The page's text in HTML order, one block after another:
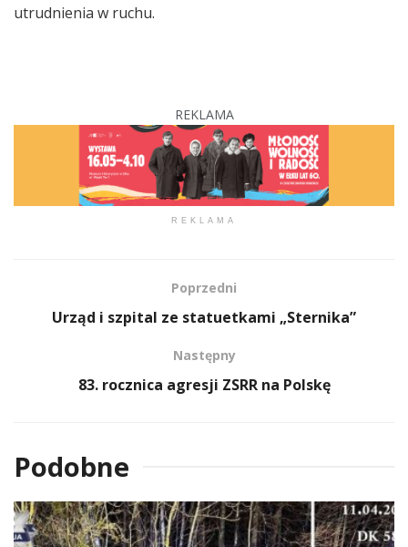
utrudnienia w ruchu.
REKLAMA
REKLAMA
Poprzedni
Urząd i szpital ze statuetkami „Sternika”
Następny
83. rocznica agresji ZSRR na Polskę
Podobne